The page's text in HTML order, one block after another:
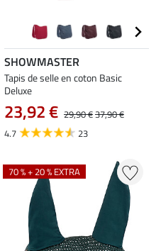
SHOWMASTER
Tapis de selle en coton Basic
Deluxe
23,92 € 29,90 €37,90 €
4.7
23
70 % + 20 % EXTRA